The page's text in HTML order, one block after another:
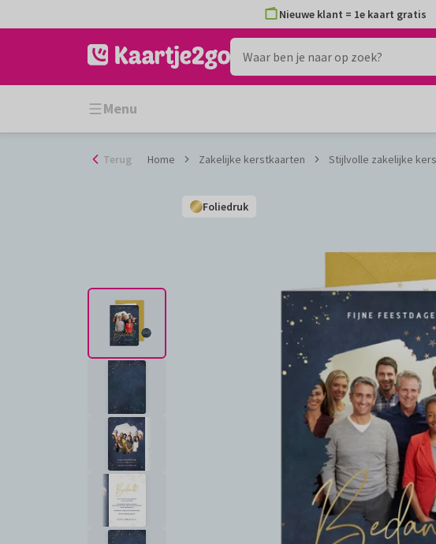
naar
Nieuwe klant = 1e kaart gratis
Menu
Terug Home Zakelijke kerstkaarten Stijlvolle zakelijke
Foliedruk
Foliedruk
Foliedruk
Foliedruk
Foliedruk